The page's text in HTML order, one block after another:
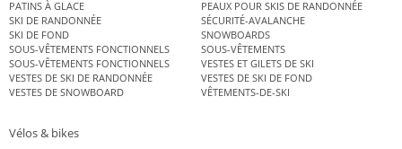
PATINS À GLACE
PEAUX POUR SKIS DE RANDONNÉE
SKI DE RANDONNÉE
SÉCURITÉ-AVALANCHE
SKI DE FOND
SNOWBOARDS
SOUS-VÊTEMENTS FONCTIONNELS
SOUS-VÊTEMENTS
SOUS-VÊTEMENTS FONCTIONNELS
VESTES ET GILETS DE SKI
VESTES DE SKI DE RANDONNÉE
VESTES DE SKI DE FOND
VESTES DE SNOWBOARD
VÊTEMENTS-DE-SKI
Vélos & bikes